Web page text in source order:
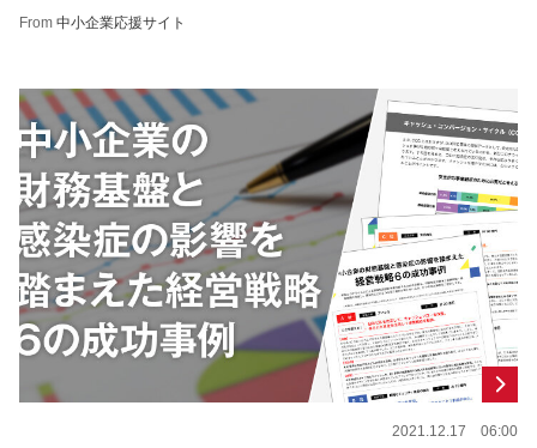
From 中小企業応援サイト
2021.12.17 06:00